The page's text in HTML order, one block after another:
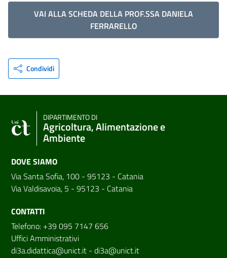
VAI ALLA SCHEDA DELLA PROF.SSA DANIELA
FERRARELLO
Condividi
DIPARTIMENTO DI
Agricoltura, Alimentazione e
Ambiente
DOVE SIAMO
Via Santa Sofia, 100 - 95123 - Catania
Via Valdisavoia, 5 - 95123 - Catania
CONTATTI
Telefono: +39 095 7147 656
Uffici Amministrativi
di3a.didattica@unict.it - di3a@unict.it